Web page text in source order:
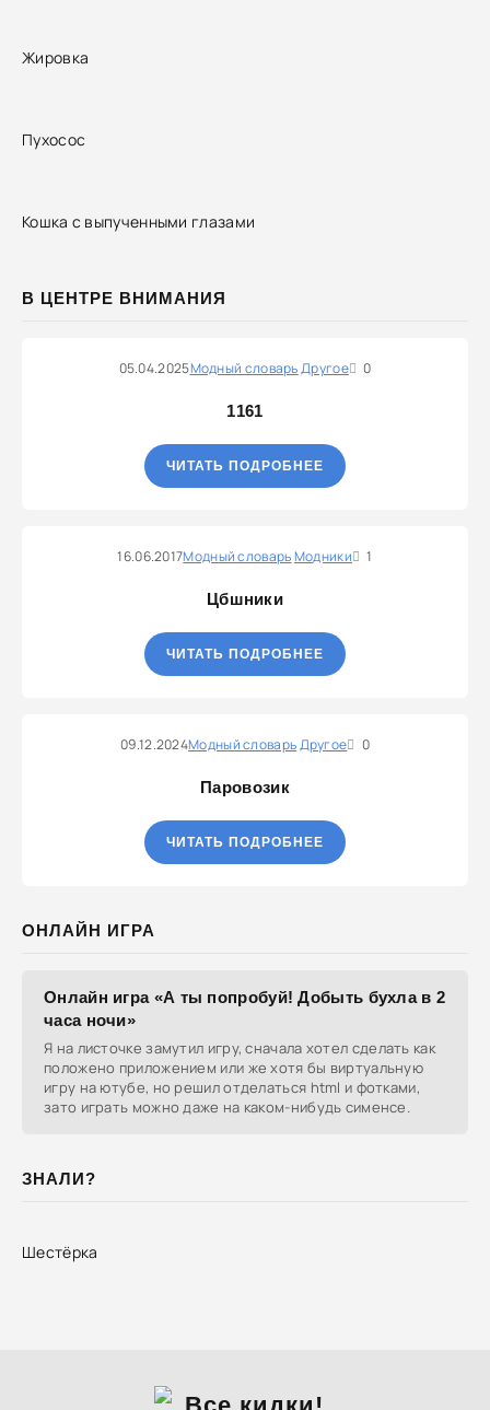
Жировка
Пухосос
Кошка с выпученными глазами
В ЦЕНТРЕ ВНИМАНИЯ
05.04.2025Модный словарьДругое 0
1161
ЧИТАТЬ ПОДРОБНЕЕ
16.06.2017Модный словарьМодники 1
Цбшники
ЧИТАТЬ ПОДРОБНЕЕ
09.12.2024Модный словарьДругое 0
Паровозик
ЧИТАТЬ ПОДРОБНЕЕ
ОНЛАЙН ИГРА
Онлайн игра «А ты попробуй! Добыть бухла в 2
часа ночи»
Я на листочке замутил игру, сначала хотел сделать как
положено приложением или же хотя бы виртуальную
игру на ютубе, но решил отделаться html и фотками,
зато играть можно даже на каком-нибудь сименсе.
ЗНАЛИ?
Шестёрка